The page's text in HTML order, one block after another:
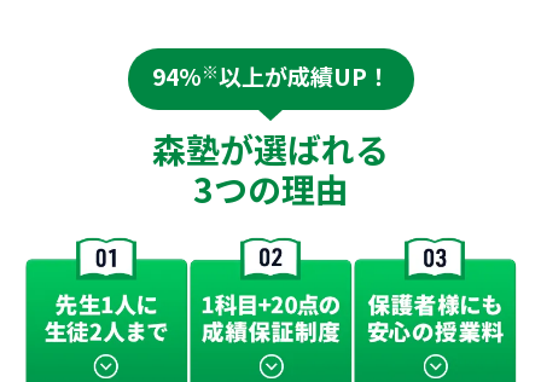
94%※以上が成績UP！
森塾が選ばれる
3つの理由